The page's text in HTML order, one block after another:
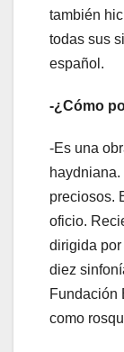
también
todas sus
español.
-¿Cómo
-Es una
preciosos.
oficio.
dirigida por
diez
Fundación
como